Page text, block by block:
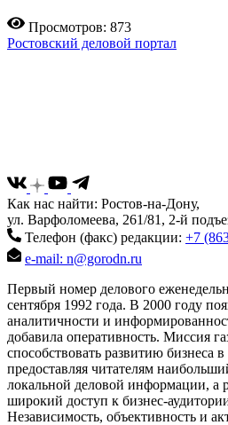
Просмотров: 873
Ростовский деловой портал
Как нас найти: Ростов-на-Дону,
ул. Варфоломеева, 261/81, 2-й
Телефон (факс) редакции: +7
e-mail: n@gorodn.ru
Первый номер делового
сентября 1992 года. В 2000 году
аналитичности и
добавила оперативность. Миссия
способствовать развитию бизнеса
предоставляя читателям
локальной деловой информации, а
широкий доступ к бизнес-
Независимость, объективность и